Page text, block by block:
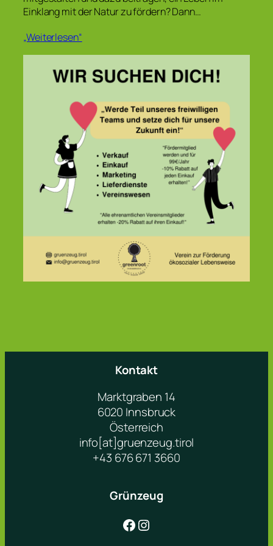
Einklang mit der Natur zu fördern? Dann…
„Weiterlesen“
Kontakt
Marktgraben 14
6020 Innsbruck
Österreich
info[at]gruenzeug.tirol
+43 676 671 3660
Grünzeug
Facebook Instagram